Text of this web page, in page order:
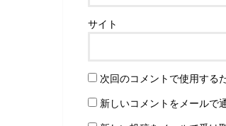
サイト
次回のコメントで使用する
新しいコメントをメールで